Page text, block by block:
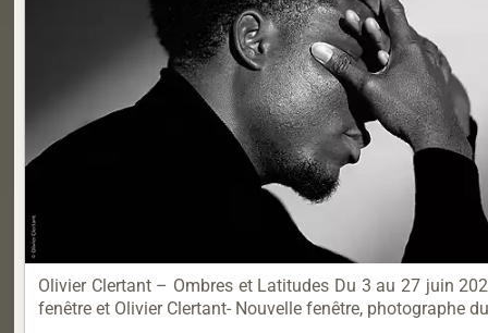
Olivier Clertant – Ombres et Latitudes Du 3 au 27 juin
fenêtre et Olivier Clertant- Nouvelle fenêtre, photographe